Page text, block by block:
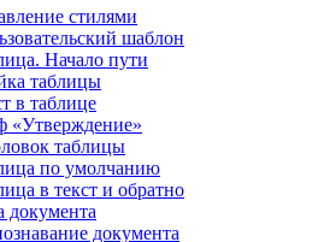
стилями
шаблон
Начало пути
таблицы
в таблице
«Утверждение»
таблицы
по умолчанию
в текст и обратно
документа
документа